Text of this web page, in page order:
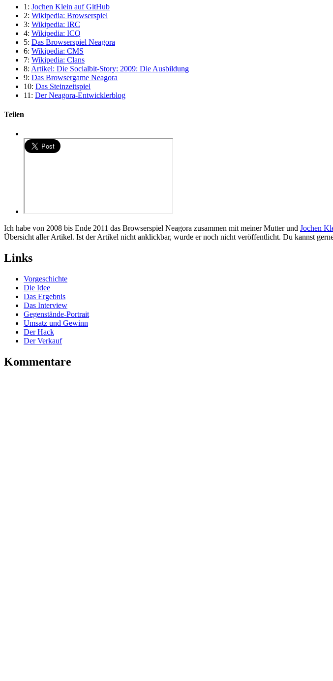
1: Jochen Klein auf GitHub
2: Wikipedia: Browserspiel
3: Wikipedia: IRC
4: Wikipedia: ICQ
5: Das Browserspiel Neagora
6: Wikipedia: CMS
7: Wikipedia: Clans
8: Artikel: Die Socialbit-Story: 2009: Die Ausbildung
9: Das Browsergame Neagora
10: Das Steinzeitspiel
11: Der Neagora-Entwicklerblog
Teilen
Ich habe von 2008 bis Ende 2011 das Browserspiel Neagora zusammen mit meiner Mutter und Jochen
Übersicht aller Artikel. Ist der Artikel nicht anklickbar, wurde er noch nicht veröffentlicht. Du kannst
Links
Vorgeschichte
Die Idee
Das Ergebnis
Das Interview
Gegenstände-Portrait
Umsatz und Gewinn
Der Hack
Der Verkauf
Kommentare